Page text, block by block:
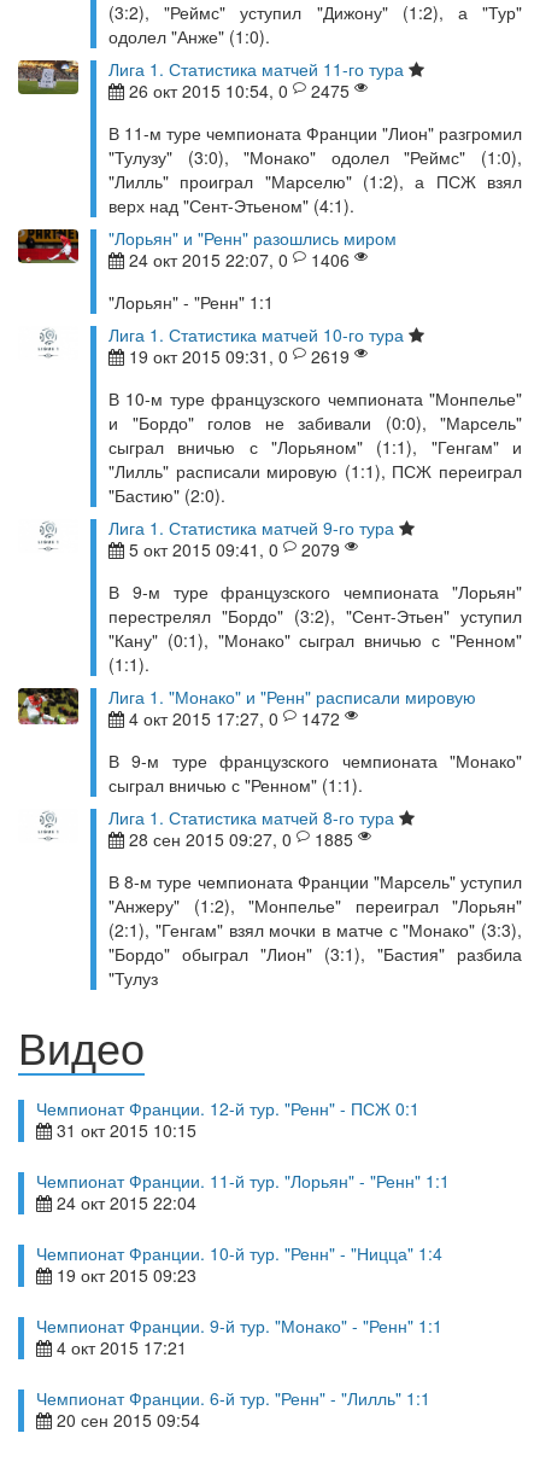
(3:2), "Реймс" уступил "Дижону" (1:2), а "Тур"
одолел "Анже" (1:0).
Лига 1. Статистика матчей 11-го тура
26 окт 2015 10:54, 0
2475
В 11-м туре чемпионата Франции "Лион" разгромил
"Тулузу" (3:0), "Монако" одолел "Реймс" (1:0),
"Лилль" проиграл "Марселю" (1:2), а ПСЖ взял
верх над "Сент-Этьеном" (4:1).
"Лорьян" и "Ренн" разошлись миром
24 окт 2015 22:07, 0
1406
"Лорьян" - "Ренн" 1:1
Лига 1. Статистика матчей 10-го тура
19 окт 2015 09:31, 0
2619
В 10-м туре французского чемпионата "Монпелье"
и "Бордо" голов не забивали (0:0), "Марсель"
сыграл вничью с "Лорьяном" (1:1), "Генгам" и
"Лилль" расписали мировую (1:1), ПСЖ переиграл
"Бастию" (2:0).
Лига 1. Статистика матчей 9-го тура
5 окт 2015 09:41, 0
2079
В 9-м туре французского чемпионата "Лорьян"
перестрелял "Бордо" (3:2), "Сент-Этьен" уступил
"Кану" (0:1), "Монако" сыграл вничью с "Ренном"
(1:1).
Лига 1. "Монако" и "Ренн" расписали мировую
4 окт 2015 17:27, 0
1472
В 9-м туре французского чемпионата "Монако"
сыграл вничью с "Ренном" (1:1).
Лига 1. Статистика матчей 8-го тура
28 сен 2015 09:27, 0
1885
В 8-м туре чемпионата Франции "Марсель" уступил
"Анжеру" (1:2), "Монпелье" переиграл "Лорьян"
(2:1), "Генгам" взял мочки в матче с "Монако" (3:3),
"Бордо" обыграл "Лион" (3:1), "Бастия" разбила
"Тулуз
Видео
Чемпионат Франции. 12-й тур. "Ренн" - ПСЖ 0:1
31 окт 2015 10:15
Чемпионат Франции. 11-й тур. "Лорьян" - "Ренн" 1:1
24 окт 2015 22:04
Чемпионат Франции. 10-й тур. "Ренн" - "Ницца" 1:4
19 окт 2015 09:23
Чемпионат Франции. 9-й тур. "Монако" - "Ренн" 1:1
4 окт 2015 17:21
Чемпионат Франции. 6-й тур. "Ренн" - "Лилль" 1:1
20 сен 2015 09:54